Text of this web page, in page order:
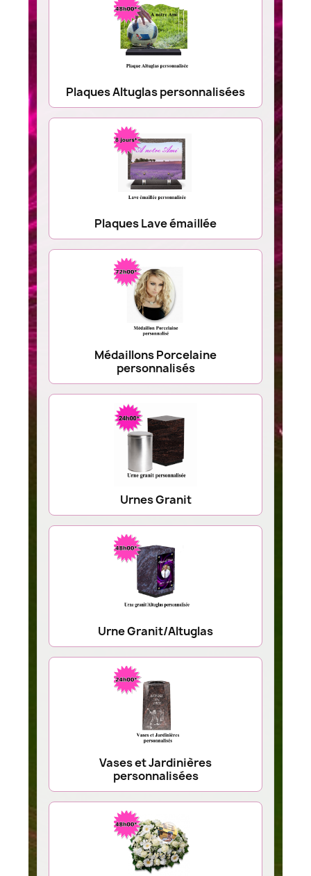
Plaques Altuglas personnalisées
Plaques Lave émaillée
Médaillons Porcelaine
personnalisés
Urnes Granit
Urne Granit/Altuglas
Vases et Jardinières
personnalisées